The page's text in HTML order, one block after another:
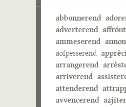
abbonnerend
adverterend
ammeserend
aofpesserend
arrangerend
arriverend
attenderend
avvencerend